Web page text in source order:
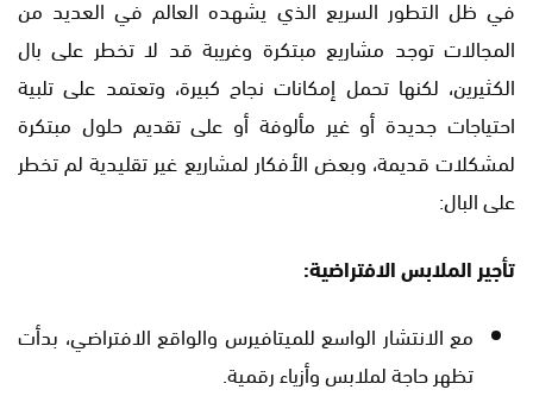
في ظل التطور السريع الذي يشهده العالم في العديد من
المجالات توجد مشاريع مبتكرة وغريبة قد لا تخطر على بال
الكثيرين، لكنها تحمل إمكانات نجاح كبيرة، وتعتمد على تلبية
احتياجات جديدة أو غير مألوفة أو على تقديم حلول مبتكرة
لمشكلات قديمة، وبعض الأفكار لمشاريع غير تقليدية لم تخطر
على البال:
تأجير الملابس الافتراضية:
مع الانتشار الواسع للميتافيرس والواقع الافتراضي، بدأت
تظهر حاجة لملابس وأزياء رقمية.